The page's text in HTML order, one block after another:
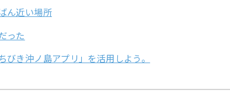
ん近い場所
った
びき沖ノ島アプリ」を活用しよう。